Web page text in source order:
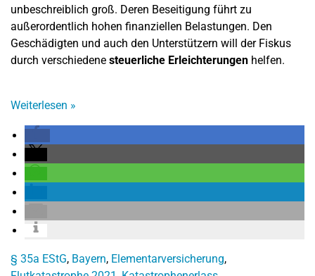
unbeschreiblich groß. Deren Beseitigung führt zu
außerordentlich hohen finanziellen Belastungen. Den
Geschädigten und auch den Unterstützern will der Fiskus
durch verschiedene steuerliche Erleichterungen helfen.
Weiterlesen »
§ 35a EStG, Bayern, Elementarversicherung,